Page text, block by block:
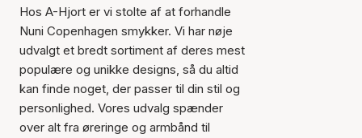
Hos A-Hjort er vi stolte af at forhandle
Nuni Copenhagen smykker. Vi har nøje
udvalgt et bredt sortiment af deres mest
populære og unikke designs, så du altid
kan finde noget, der passer til din stil og
personlighed. Vores udvalg spænder
over alt fra øreringe og armbånd til